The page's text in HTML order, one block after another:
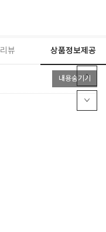
리뷰 상품정보제공
내용숨기기